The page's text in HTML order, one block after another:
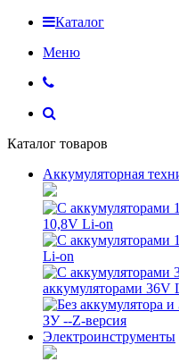
Каталог
Меню
Каталог товаров
Аккумуляторная
10,8V Li-on
Li-on
аккумуляторами 36V
ЗУ --Z-версия
Электроинструменты